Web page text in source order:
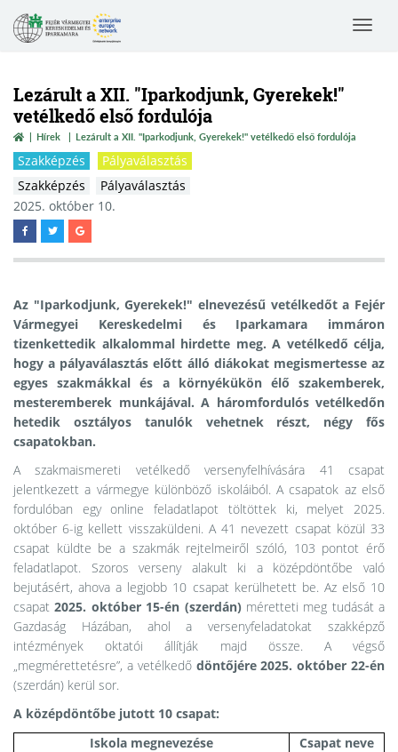
Toggle
Lezárult a XII. "Iparkodjunk, Gyerekek!"
vetélkedő első fordulója
Hírek Lezárult a XII. "Iparkodjunk, Gyerekek!" vetélkedő első fordulója
Szakképzés
Pályaválasztás
Szakképzés
Pályaválasztás
2025. október 10.
Az "Iparkodjunk, Gyerekek!" elnevezésű vetélkedőt a Fejér
Vármegyei Kereskedelmi és Iparkamara immáron
tizenkettedik alkalommal hirdette meg. A vetélkedő célja,
hogy a pályaválasztás előtt álló diákokat megismertesse az
egyes szakmákkal és a környékükön élő szakemberek,
mesteremberek munkájával. A háromfordulós vetélkedőn
hetedik osztályos tanulók vehetnek részt, négy fős
csapatokban.
A szakmaismereti vetélkedő versenyfelhívására 41 csapat
jelentkezett a vármegye különböző iskoláiból. A csapatok az első
fordulóban egy online feladatlapot töltöttek ki, melyet 2025.
október 6-ig kellett visszaküldeni. A 41 nevezett csapat közül 33
csapat küldte be a szakmák rejtelmeiről szóló, 103 pontot érő
feladatlapot. Szoros verseny alakult ki a középdöntőbe való
bejutásért, ahova a legjobb 10 csapat kerülhetett be. Az első 10
csapat2025. október 15-én (szerdán)méretteti meg tudását a
Gazdaság Házában, ahol a versenyfeladatokat szakképző
intézmények oktatói állítják majd össze. A végső
„megmérettetésre”, a vetélkedő döntőjére 2025. október 22-én
(szerdán) kerül sor.
A középdöntőbe jutott 10 csapat:
Iskola megnevezése
Csapat neve